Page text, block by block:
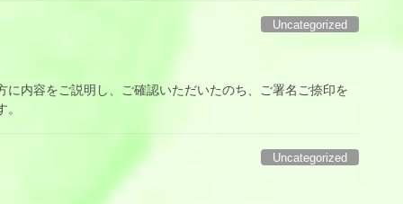
Uncategorized
容をご説明し、ご確認いただいたのち、ご署名ご捺印を
Uncategorized